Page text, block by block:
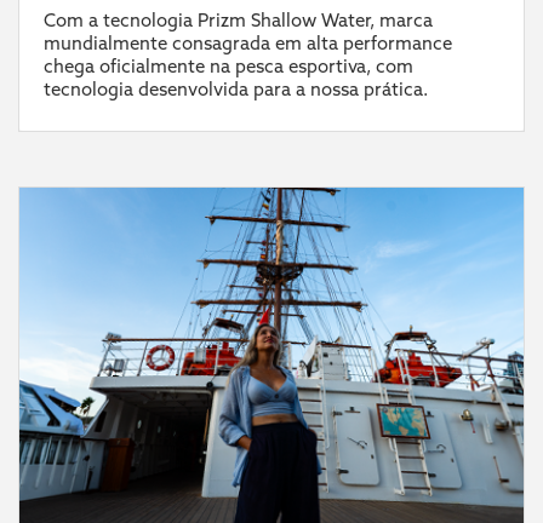
Com a tecnologia Prizm Shallow Water, marca
mundialmente consagrada em alta performance
chega oficialmente na pesca esportiva, com
tecnologia desenvolvida para a nossa prática.